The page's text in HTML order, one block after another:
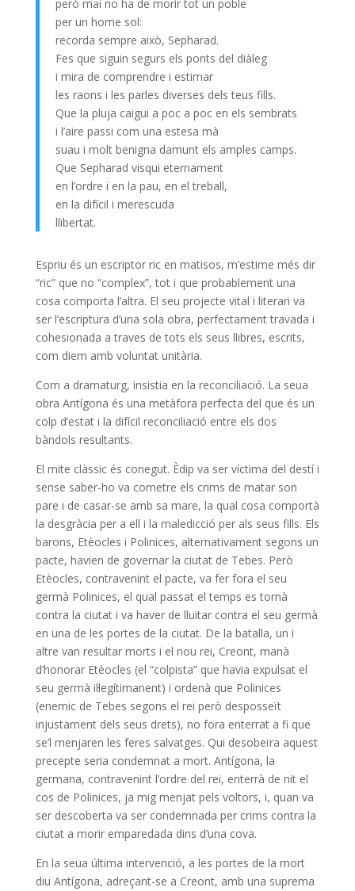
però mai no ha de morir tot un poble
per un home sol:
recorda sempre això, Sepharad.
Fes que siguin segurs els ponts del diàleg
i mira de comprendre i estimar
les raons i les parles diverses dels teus fills.
Que la pluja caigui a poc a poc en els sembrats
i l’aire passi com una estesa mà
suau i molt benigna damunt els amples camps.
Que Sepharad visqui eternament
en l’ordre i en la pau, en el treball,
en la difícil i merescuda
llibertat.
Espriu és un escriptor ric en matisos, m’estime més dir
“ric” que no “complex”, tot i que probablement una
cosa comporta l’altra. El seu projecte vital i literari va
ser l’escriptura d’una sola obra, perfectament travada i
cohesionada a traves de tots els seus llibres, escrits,
com diem amb voluntat unitària.
Com a dramaturg, insistia en la reconciliació. La seua
obra Antígona és una metàfora perfecta del que és un
colp d’estat i la difícil reconciliació entre els dos
bàndols resultants.
El mite clàssic és conegut. Èdip va ser víctima del destí i
sense saber-ho va cometre els crims de matar son
pare i de casar-se amb sa mare, la qual cosa comportà
la desgràcia per a ell i la maledicció per als seus fills. Els
barons, Etèocles i Polinices, alternativament segons un
pacte, havien de governar la ciutat de Tebes. Però
Etèocles, contravenint el pacte, va fer fora el seu
germà Polinices, el qual passat el temps es tornà
contra la ciutat i va haver de lluitar contra el seu germà
en una de les portes de la ciutat. De la batalla, un i
altre van resultar morts i el nou rei, Creont, manà
d’honorar Etèocles (el “colpista” que havia expulsat el
seu germà il·legítimanent) i ordenà que Polinices
(enemic de Tebes segons el rei però desposseït
injustament dels seus drets), no fora enterrat a fi que
se’l menjaren les feres salvatges. Qui desobeïra aquest
precepte seria condemnat a mort. Antígona, la
germana, contravenint l’ordre del rei, enterrà de nit el
cos de Polinices, ja mig menjat pels voltors, i, quan va
ser descoberta va ser condemnada per crims contra la
ciutat a morir emparedada dins d’una cova.
En la seua última intervenció, a les portes de la mort
diu Antígona, adreçant-se a Creont, amb una suprema